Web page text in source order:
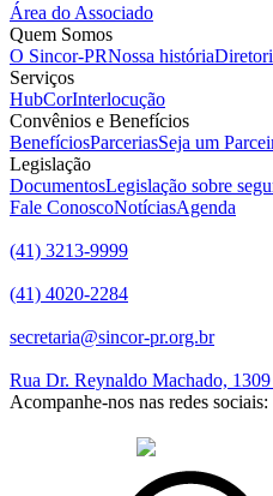
Área do Associado
Quem Somos
O Sincor-PRNossa história
Serviços
HubCorInterlocução
Convênios e Benefícios
BenefíciosParceriasSeja um
Legislação
DocumentosLegislação sobre
Fale ConoscoNotíciasAgenda
(41) 3213-9999
(41) 4020-2284
secretaria@sincor-pr.org.br
Rua Dr. Reynaldo Machado,
Acompanhe-nos nas redes sociais: